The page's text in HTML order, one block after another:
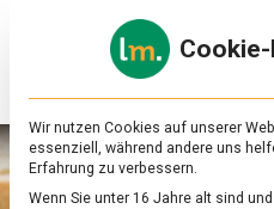
Wir nutzen Cookies auf unserer
essenziell, während andere uns
Erfahrung zu verbessern.
Wenn Sie unter 16 Jahre alt sind